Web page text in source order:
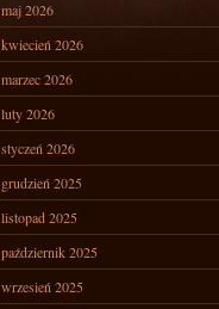
maj 2026
kwiecień 2026
marzec 2026
luty 2026
styczeń 2026
grudzień 2025
listopad 2025
październik 2025
wrzesień 2025